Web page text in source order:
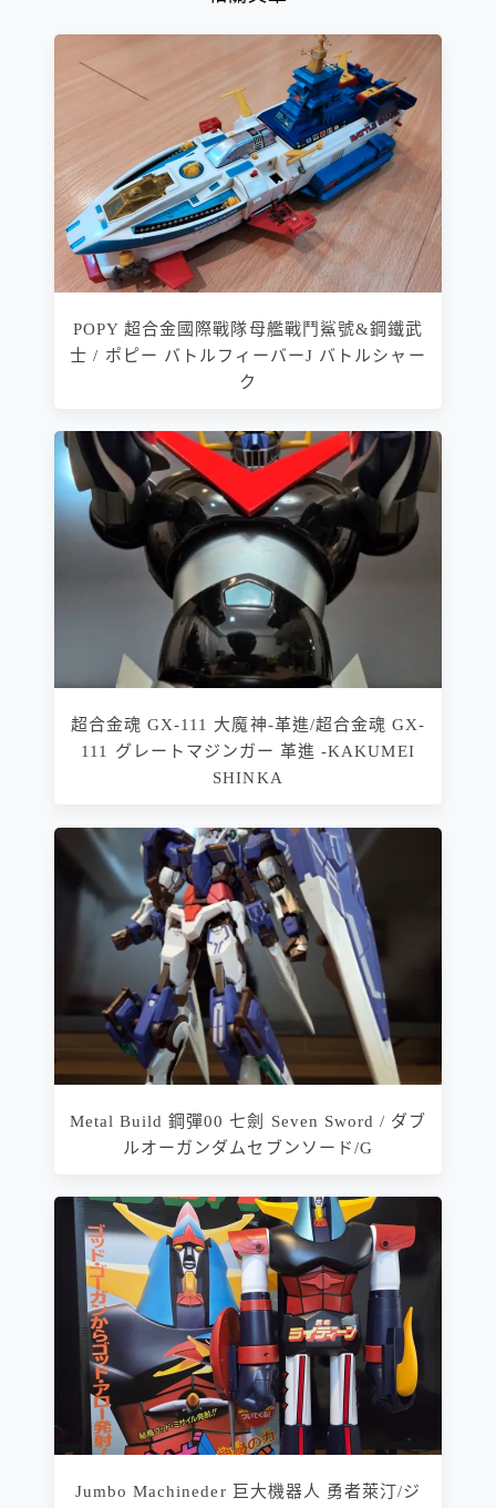
POPY 超合金國際戰隊母艦戰鬥鯊號&鋼鐵武
士 / ポピー バトルフィーバーJ バトルシャー
ク
超合金魂 GX-111 大魔神-革進/超合金魂 GX-
111 グレートマジンガー 革進 -KAKUMEI
SHINKA
Metal Build 鋼彈00 七劍 Seven Sword / ダブ
ルオーガンダムセブンソード/G
Jumbo Machineder 巨大機器人 勇者萊汀/ジ